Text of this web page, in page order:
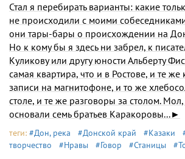
Стал я перебирать варианты: какие
не происходили с моими
они тары-бары о происхождении на
Но к кому бы я здесь ни забрел, к
Куликову или другу юности Альберту
самая квартира, что и в Ростове, и те
записи на магнитофоне, и то же
столе, и те же разговоры за столом.
основали семь братьев Каракоровы...►
теги: #Дон, река #Донской край #Казаки
творчество
#Нравы #Говор #Станицы